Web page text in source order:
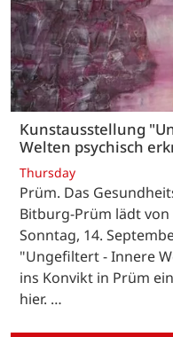
Kunstausstellung
Welten psychisch
Thursday
Prüm. Das
Bitburg-Prüm lädt
Sonntag, 14.
"Ungefiltert - Innere
ins Konvikt in Prüm
hier. …